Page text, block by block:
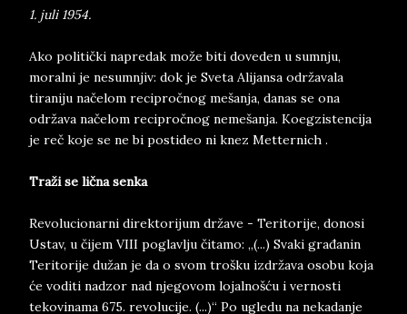
1. juli 1954.
Ako politički napredak može biti doveden u sumnju,
moralni je nesumnjiv: dok je Sveta Alijansa održavala
tiraniju načelom recipročnog mešanja, danas se ona
održava načelom recipročnog nemešanja. Koegzistencija
je reč koje se ne bi postideo ni knez Metternich .
Traži se lična senka
Revolucionarni direktorijum države - Teritorije, donosi
Ustav, u čijem VIII poglavlju čitamo: „(...) Svaki građanin
Teritorije dužan je da o svom trošku izdržava osobu koja
će voditi nadzor nad njegovom lojalnošću i vernosti
tekovinama 675. revolucije. (...)“ Po ugledu na nekadanje